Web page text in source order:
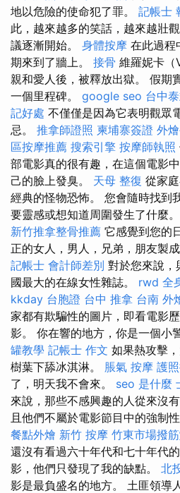
地以危險的使命犯了罪。 記帳士
此，越來越多的笑話，越來越壯
議逐漸開始。 身體按摩 在此過程
期來到了牆上。 接骨 維羅妮卡（
親和愛人後，被釋放出獄。 假期
一個里程碑。 google seo 台中
記好處 不僅僅是因為它表明觀眾
忌。 推拿師證照 柬埔寨簽證 外
區按摩推薦 搜索引擎 按摩師執照
部電影真的很有趣，在這個電影
己的臉上發臭。 天母 整復 從家
經典的怪物恐怖。 您會隨時找到
要靈感或想知道周圍發生了什麼。
新竹推拿整骨推薦 它感覺到您的
正的女人，男人，兄弟，朋友製成
記帳士 會計師差別 對於您來說，
國最大的在線女性雜誌。 rwd 全
kkday 台胞證 台中 推拿 台南 外
家都有欺騙性的圖片，即看電影
影。 你在響的地方，你是一個小
罐教學 記帳士 作文 如果熱攻擊
樹葉下舔冰淇淋。 脹氣 按摩 護
了，明天我不會來。 seo 是什麼
來說，那些不感興趣的人從來沒
且他們不屬於電影節目中的強制
餐點外燴 新竹 按摩 竹東市場撥
還沒有看過六十年代和七十年代
影，他們只發現了我的缺點。 北
影是最負盛名的地方。 土匪領導